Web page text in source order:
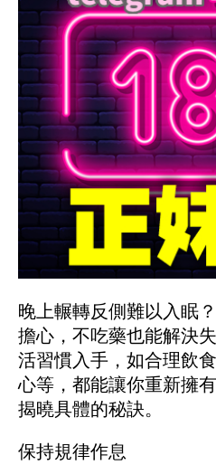
晚上輾轉反側難以入眠
擔心，不吃藥也能解決
活習慣入手，如合理飲
心等，都能讓你重新擁
揭曉具體的秘訣。
保持規律作息